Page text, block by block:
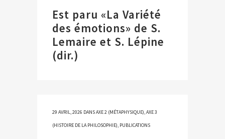
Est paru «La Variété
des émotions» de S.
Lemaire et S. Lépine
(dir.)
29 AVRIL, 2026 DANSAXE 2 (MÉTAPHYSIQUE),AXE 3
(HISTOIRE DE LA PHILOSOPHIE), PUBLICATIONS